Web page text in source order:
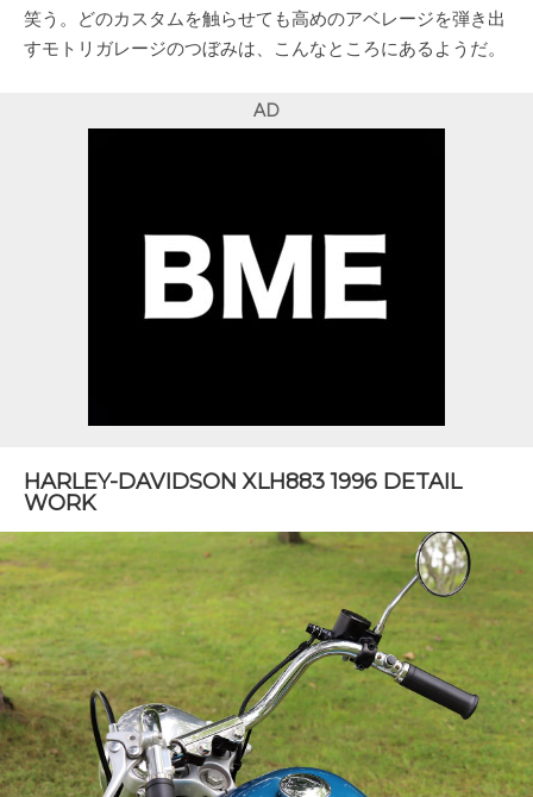
笑う。どのカスタムを触らせても高めのアベレージを弾き出
すモトリガレージのつぼみは、こんなところにあるようだ。
AD
HARLEY-DAVIDSON XLH883 1996 DETAIL
WORK